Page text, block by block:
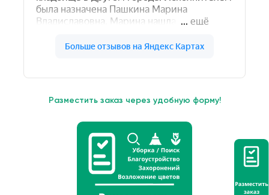
Разместить заказ через удобную форму!